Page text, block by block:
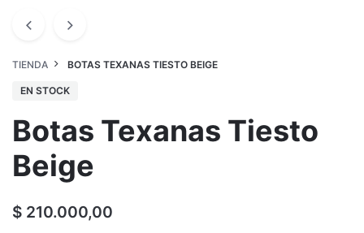
TIENDA BOTAS TEXANAS TIESTO BEIGE
EN STOCK
Botas Texanas Tiesto
Beige
$ 210.000,00